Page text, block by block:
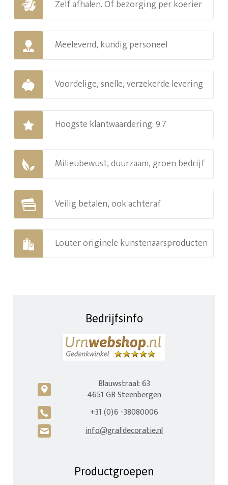
Zelf afhalen. Of bezorging per koerier
Meelevend, kundig personeel
Voordelige, snelle, verzekerde levering
Hoogste klantwaardering: 9.7
Milieubewust, duurzaam, groen bedrijf
Veilig betalen, ook achteraf
Louter originele kunstenaarsproducten
Bedrijfsinfo
c
Blauwstraat 63
4651 GB Steenbergen
A +31 (0)6 -38080006
H info@grafdecoratie.nl
Productgroepen